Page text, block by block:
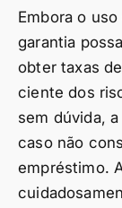
Embora o
garantia
obter taxas
ciente dos
sem dúvida,
caso não
empréstimo.